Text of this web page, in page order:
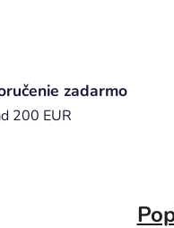
zadarmo
200 EUR